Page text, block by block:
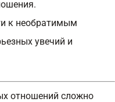
к необратимым
увечий и
отношений сложно